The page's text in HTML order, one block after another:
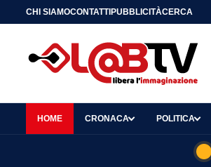
CHI SIAMOCONTATTIPUBBLICITÀCERCA
HOME CRONACA POLITICA